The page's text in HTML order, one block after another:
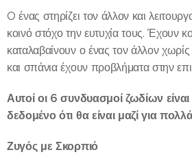
O ένας στηρίζει τον άλλον και
κοινό στόχο την ευτυχία τους. Έχουν
καταλαβαίνουν ο ένας τον άλλον
και σπάνια έχουν προβλήματα στην
Αυτοί οι 6 συνδυασμοί ζωδίων είναι
δεδομένο ότι θα είναι μαζί για
Ζυγός με Σκορπιό